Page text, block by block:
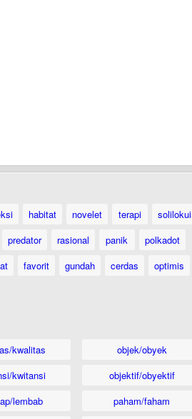
habitat novelet terapi
solilokui
predator rasional panik
polkadot
favorit gundah cerdas
optimis
kwalitas
kwitansi
lembab
objek/obyek
objektif/obyektif
paham/faham